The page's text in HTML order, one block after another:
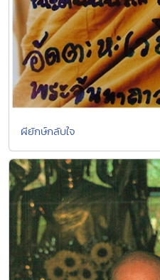
ผียักษ์กลับใจ